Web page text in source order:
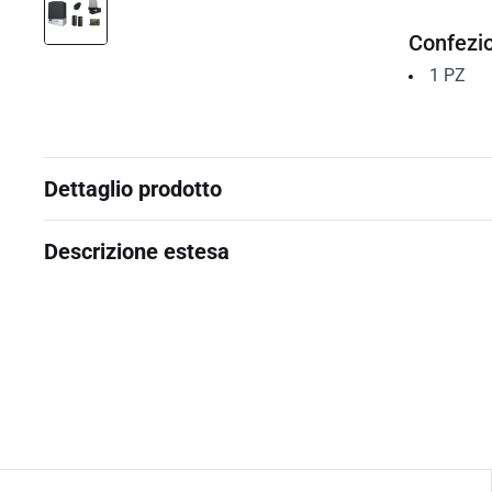
1 PZ
Dettaglio prodotto
Descrizione estesa